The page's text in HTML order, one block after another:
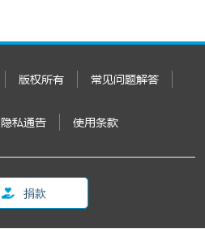
版权所有 常见问题解答
隐私通告 使用条款
捐款